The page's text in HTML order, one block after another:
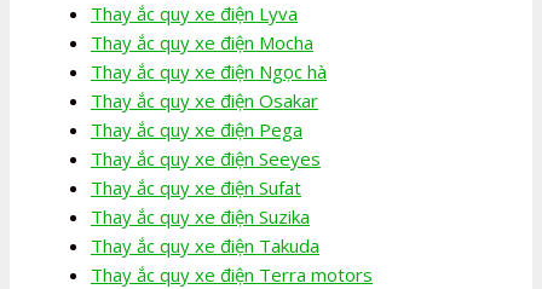
Thay ắc quy xe điện Lyva
Thay ắc quy xe điện Mocha
Thay ắc quy xe điện Ngọc hà
Thay ắc quy xe điện Osakar
Thay ắc quy xe điện Pega
Thay ắc quy xe điện Seeyes
Thay ắc quy xe điện Sufat
Thay ắc quy xe điện Suzika
Thay ắc quy xe điện Takuda
Thay ắc quy xe điện Terra motors